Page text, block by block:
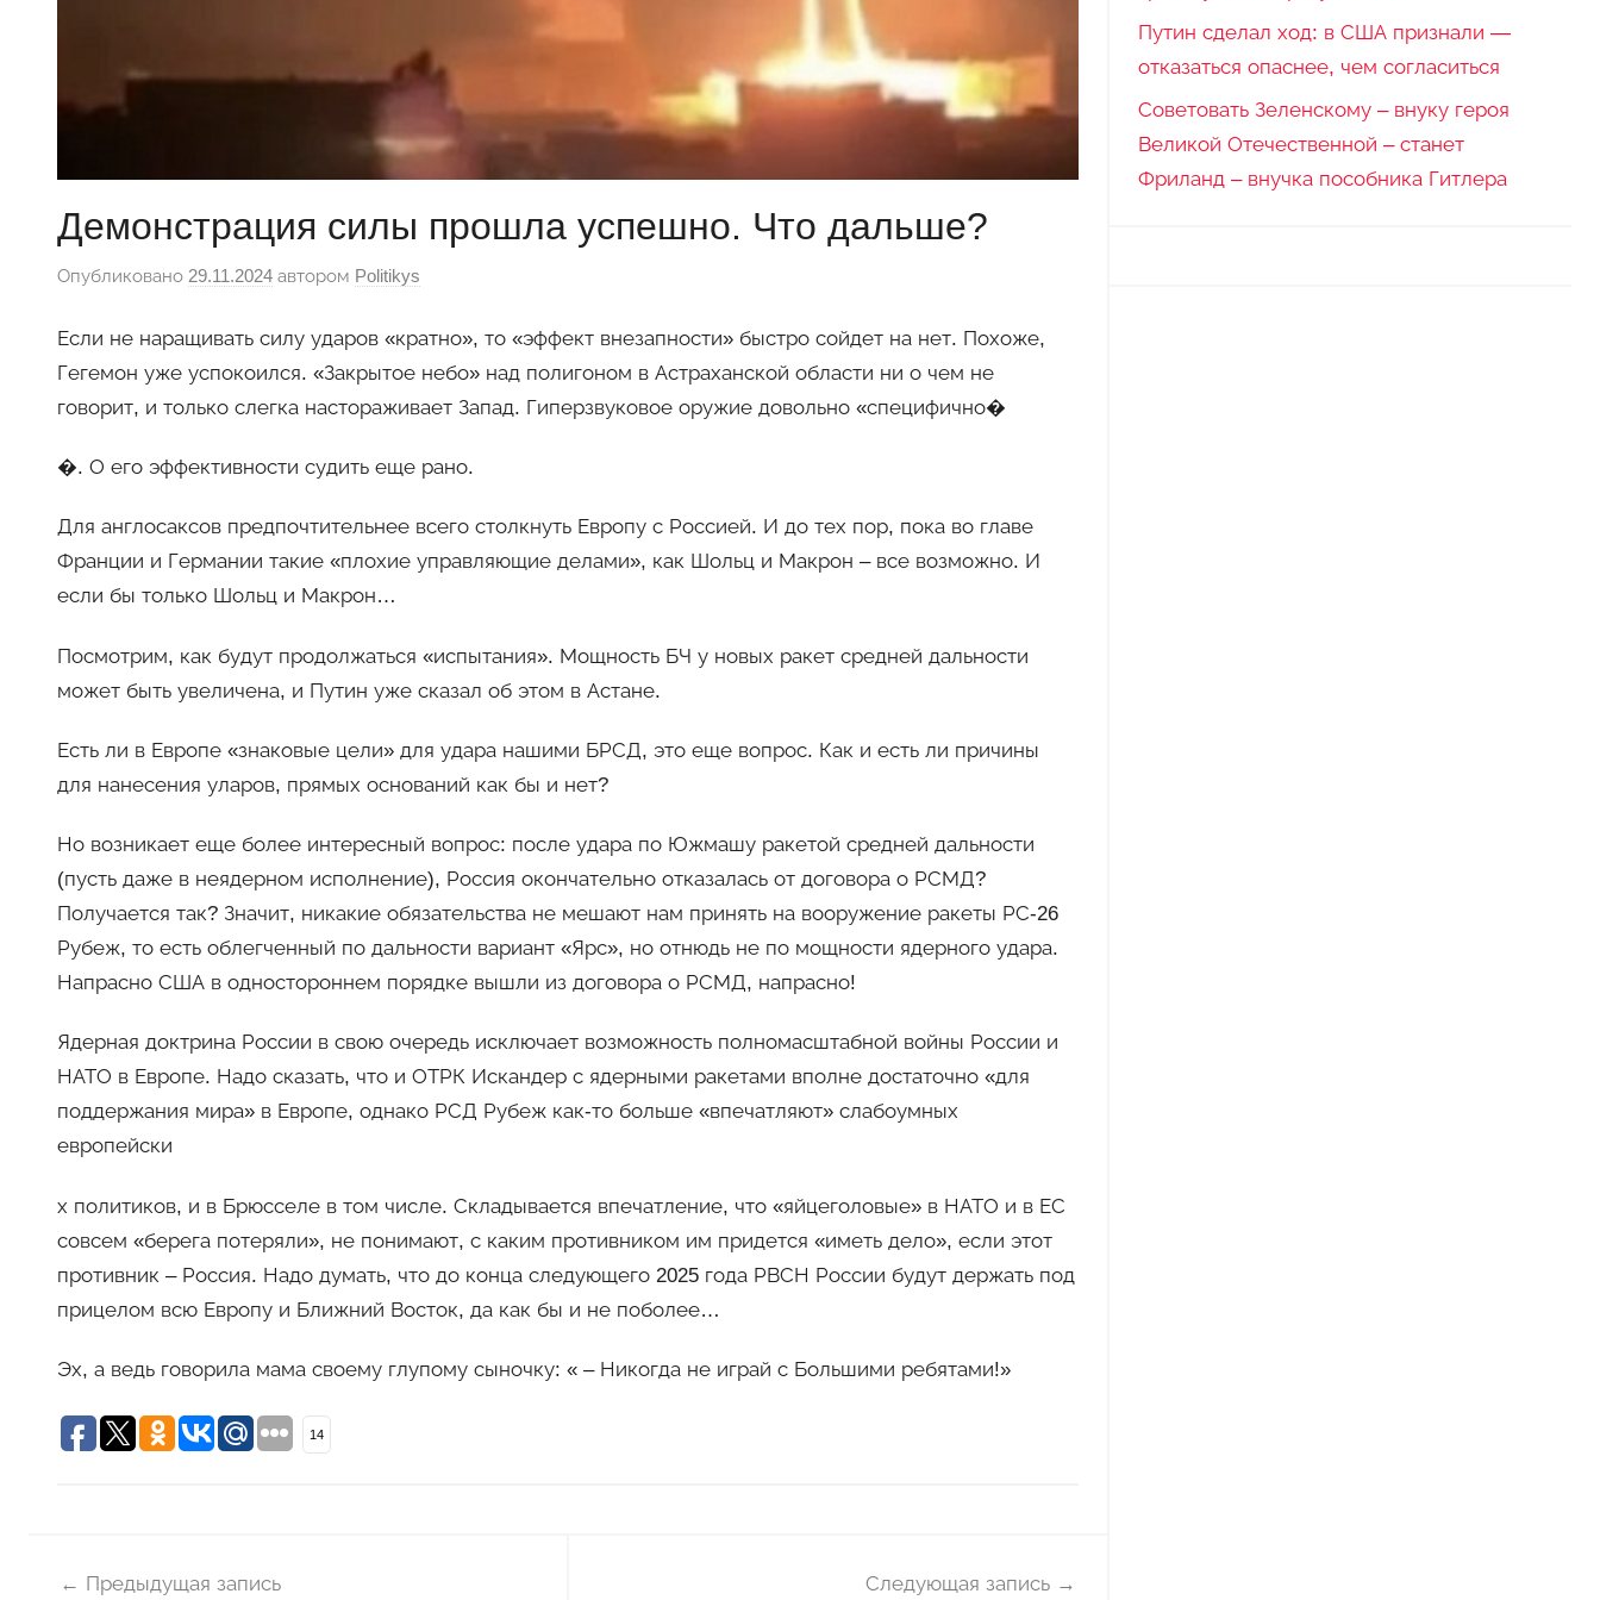
Демонстрация силы прошла успешно. Что дальше?
Опубликовано 29.11.2024 автором Politikys
Если не наращивать силу ударов «кратно», то «эффект внезапности» быстро сойдет на нет. Похоже,
Гегемон уже успокоился. «Закрытое небо» над полигоном в Астраханской области ни о чем не
говорит, и только слегка настораживает Запад. Гиперзвуковое оружие довольно «специфично�
�. О его эффективности судить еще рано.
Для англосаксов предпочтительнее всего столкнуть Европу с Россией. И до тех пор, пока во главе
Франции и Германии такие «плохие управляющие делами», как Шольц и Макрон – все возможно. И
если бы только Шольц и Макрон…
Посмотрим, как будут продолжаться «испытания». Мощность БЧ у новых ракет средней дальности
может быть увеличена, и Путин уже сказал об этом в Астане.
Есть ли в Европе «знаковые цели» для удара нашими БРСД, это еще вопрос. Как и есть ли причины
для нанесения уларов, прямых оснований как бы и нет?
Но возникает еще более интересный вопрос: после удара по Южмашу ракетой средней дальности
(пусть даже в неядерном исполнение), Россия окончательно отказалась от договора о РСМД?
Получается так? Значит, никакие обязательства не мешают нам принять на вооружение ракеты РС-26
Рубеж, то есть облегченный по дальности вариант «Ярс», но отнюдь не по мощности ядерного удара.
Напрасно США в одностороннем порядке вышли из договора о РСМД, напрасно!
Ядерная доктрина России в свою очередь исключает возможность полномасштабной войны России и
НАТО в Европе. Надо сказать, что и ОТРК Искандер с ядерными ракетами вполне достаточно «для
поддержания мира» в Европе, однако РСД Рубеж как-то больше «впечатляют» слабоумных
европейски
х политиков, и в Брюсселе в том числе. Складывается впечатление, что «яйцеголовые» в НАТО и в ЕС
совсем «берега потеряли», не понимают, с каким противником им придется «иметь дело», если этот
противник – Россия. Надо думать, что до конца следующего 2025 года РВСН России будут держать под
прицелом всю Европу и Ближний Восток, да как бы и не поболее…
Эх, а ведь говорила мама своему глупому сыночку: « – Никогда не играй с Большими ребятами!»
14
о
Предыдущая запись Следующая запись
Путин сделал ход: в США признали —
отказаться опаснее, чем согласиться
Советовать Зеленскому – внуку героя
Великой Отечественной – станет
Фриланд – внучка пособника Гитлера